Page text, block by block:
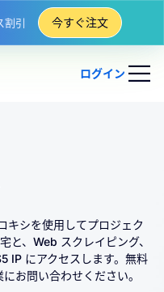
割引
割引
今すぐ注文
ログイン
シを使用してプロジェク
と、Web スクレイピング、
IP にアクセスします。無料
お問い合わせください。